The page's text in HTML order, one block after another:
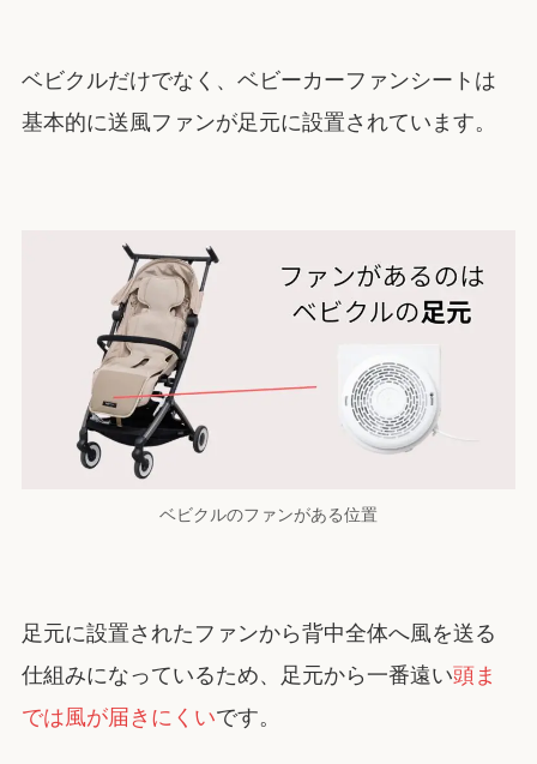
ベビクルだけでなく、ベビーカーファンシートは
基本的に送風ファンが足元に設置されています。
ベビクルのファンがある位置
足元に設置されたファンから背中全体へ風を送る
仕組みになっているため、足元から一番遠い頭ま
では風が届きにくいです。